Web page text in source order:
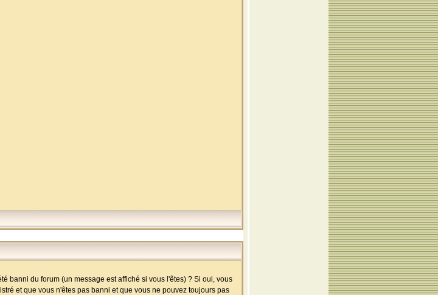
banni du forum (un message est affiché si vous l'êtes) ? Si oui, vous
et que vous n'êtes pas banni et que vous ne pouvez toujours pas